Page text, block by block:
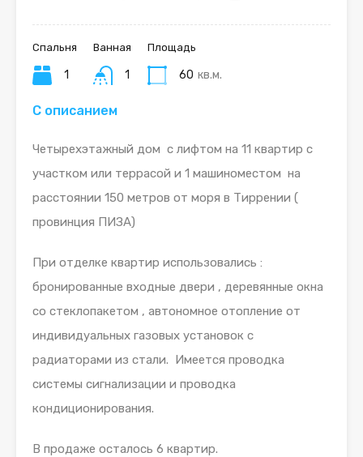
Спальня
1
Ванная
1
Площадь
60 кв.м.
С описанием
Четырехэтажный дом с лифтом на 11 квартир с
участком или террасой и 1 машиноместом на
расстоянии 150 метров от моря в Тиррении (
провинция ПИЗА)
При отделке квартир использовались :
бронированные входные двери , деревянные окна
со стеклопакетом , автономное отопление от
индивидуальных газовых установок с
радиаторами из стали. Имеется проводка
системы сигнализации и проводка
кондиционирования.
В продаже осталось 6 квартир.